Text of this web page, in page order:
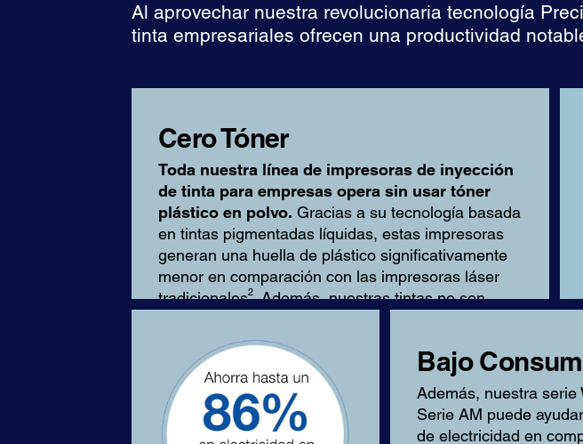
Al aprovechar nuestra revolucionaria tecnología
tinta empresariales ofrecen una productividad
Cero Tóner
Toda nuestra línea de impresoras de inyección
de tinta para empresas opera sin usar tóner
plástico en polvo. Gracias a su tecnología basada
en tintas pigmentadas líquidas, estas impresoras
generan una huella de plástico significativamente
menor en comparación con las impresoras láser
tradicionales2. Además, nuestras tintas no son
decoloración.
Bajo
Además, nuestra serie
Serie AM puede
de electricidad en